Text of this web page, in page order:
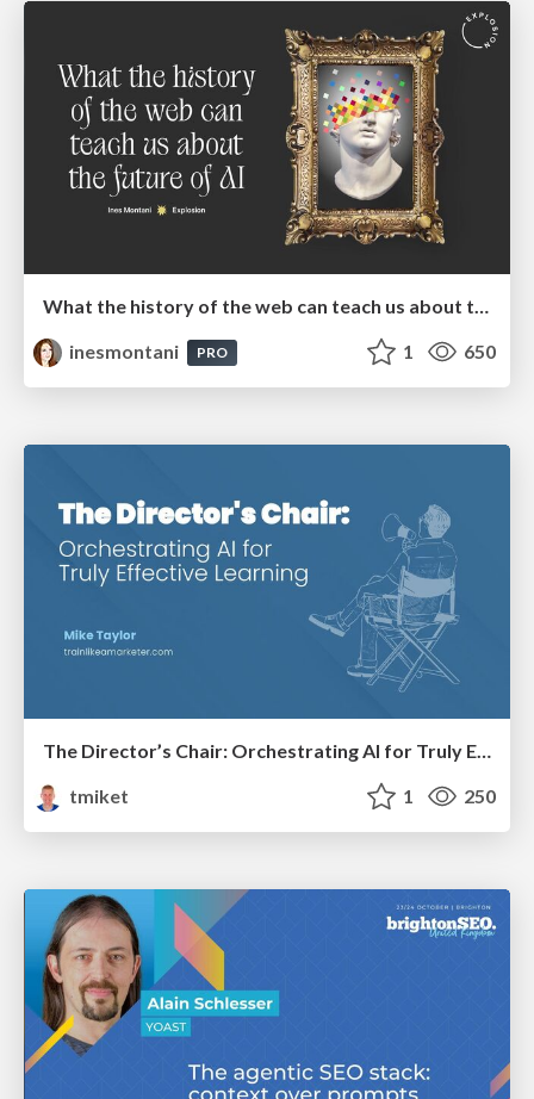
What the history of the web can teach us about the future of AI
inesmontani
PRO 1 650
tmiket
1 250